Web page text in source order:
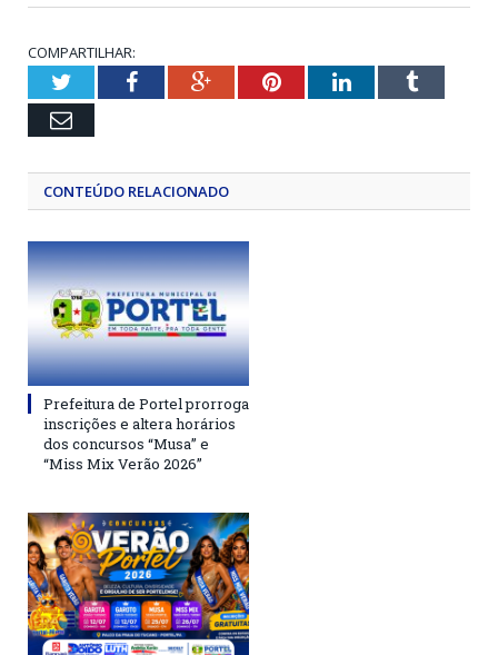
COMPARTILHAR:
TwitterFacebookGoogle+PinterestLinkedInTumblr
Email
CONTEÚDO RELACIONADO
Prefeitura de Portel prorroga
inscrições e altera horários
dos concursos “Musa” e
“Miss Mix Verão 2026”